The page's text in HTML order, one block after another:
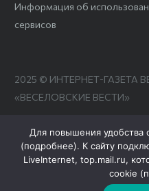
Информация об
сервисов
2025 © ИНТЕРНЕТ-ГАЗЕТА
«ВЕСЕЛОВСКИЕ ВЕСТИ»
Для повышения удобства
(подробнее). К сайту
LiveInternet, top.mail.ru,
cookie (